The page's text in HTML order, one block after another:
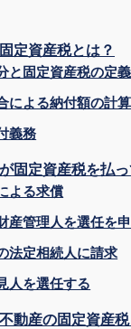
定資産税とは？
と固定資産税の定義
による納付額の計算
義務
固定資産税を払
よる求償
産管理人を選任を
法定相続人に請求
人を選任する
動産の固定資産